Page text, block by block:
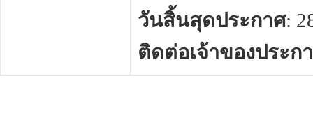
วันสิ้นสุดประกาศ:
ติดต่อเจ้าของประก